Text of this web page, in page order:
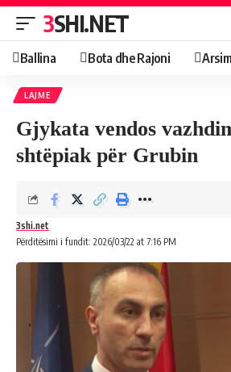
3SHI.NET
Ballina Bota dhe Rajoni Arsim
LAJME
Gjykata vendos
shtëpiak për Grubin
Përditësimi i fundit: 2026/03/22 at 7:16 PM
3shi.net